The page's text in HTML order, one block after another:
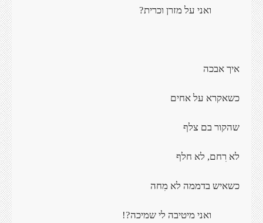
ואני על מזרן וכרית?
איך אבכה
כשאקרא על אחים
שהקור בם צלף
לא רִחם, לא חלף
כשאיש בדממה לא מִחה
ואני מיטיבה לי שמיכה?!